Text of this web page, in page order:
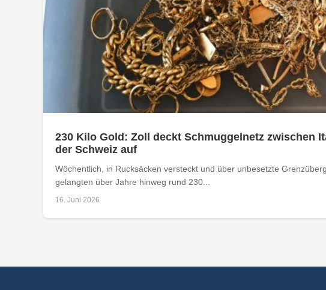
230 Kilo Gold: Zoll deckt Schmuggelnetz zwischen
der Schweiz auf
Wöchentlich, in Rucksäcken versteckt und über unbesetzte
gelangten über Jahre hinweg rund 230...
16. Juni 2026